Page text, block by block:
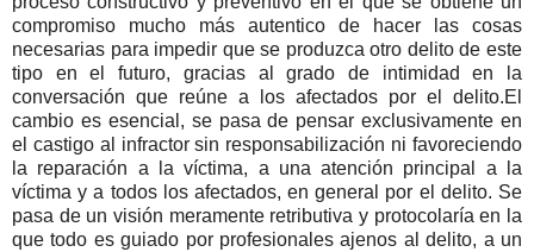
compromiso mucho más autentico de hacer las cosas
necesarias para impedir que se produzca otro delito de este
tipo en el futuro, gracias al grado de intimidad en la
conversación que reúne a los afectados por el delito.El
cambio es esencial, se pasa de pensar exclusivamente en
el castigo al infractor sin responsabilización ni favoreciendo
la reparación a la víctima, a una atención principal a la
víctima y a todos los afectados, en general por el delito. Se
pasa de un visión meramente retributiva y protocolaría en la
que todo es guiado por profesionales ajenos al delito, a un